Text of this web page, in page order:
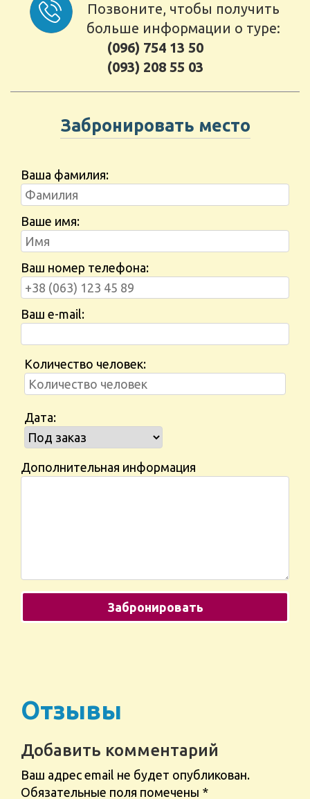
Позвоните, чтобы получить
больше информации о туре:
(096) 754 13 50
(093) 208 55 03
Забронировать место
Ваша фамилия:
Ваше имя:
Ваш номер телефона:
Ваш e-mail:
Количество человек:
Дата:
Дополнительная информация
Отзывы
Добавить комментарий
Ваш адрес email не будет опубликован.
Обязательные поля помечены *